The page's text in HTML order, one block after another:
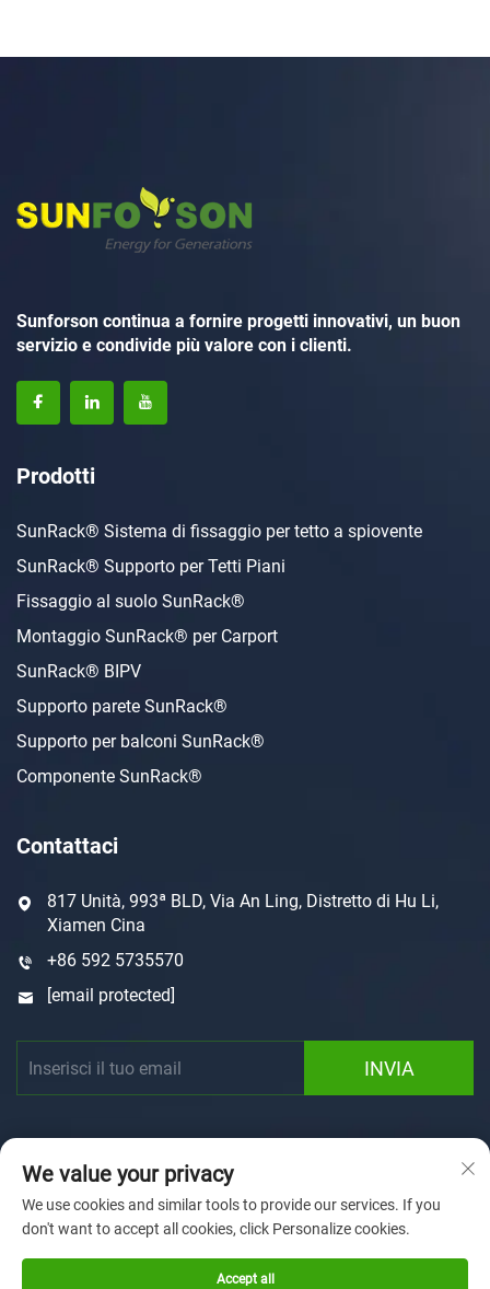
Sunforson continua a fornire progetti innovativi, un buon
servizio e condivide più valore con i clienti.
Prodotti
SunRack® Sistema di fissaggio per tetto a spiovente
SunRack® Supporto per Tetti Piani
Fissaggio al suolo SunRack®
Montaggio SunRack® per Carport
SunRack® BIPV
Supporto parete SunRack®
Supporto per balconi SunRack®
Componente SunRack®
Contattaci
817 Unità, 993ª BLD, Via An Ling, Distretto di Hu Li,
Xiamen Cina
+86 592 5735570
[email protected]
INVIA
Copyright © 2025 by Xiamen Sunforson Power Co., Ltd
Informativa sulla privacy
We value your privacy
We use cookies and similar tools to provide our services. If you
don't want to accept all cookies, click Personalize cookies.
Accept all